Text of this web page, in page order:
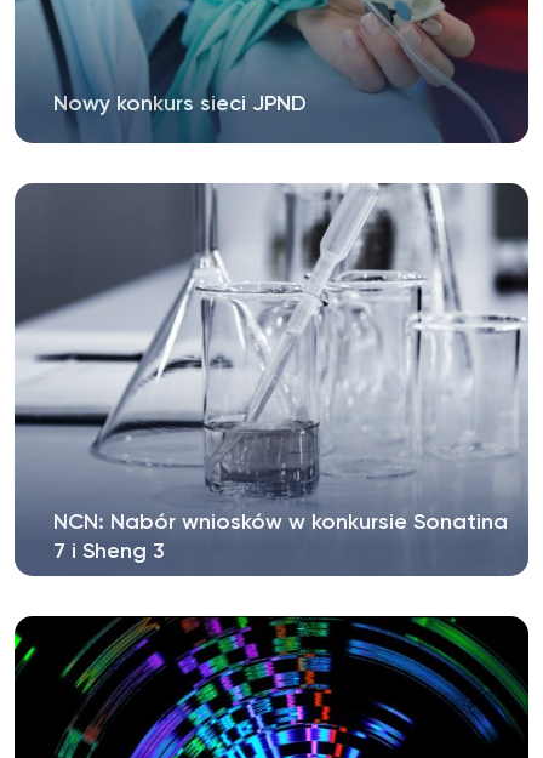
Nowy konkurs sieci JPND
NCN: Nabór wniosków w konkursie Sonatina
7 i Sheng 3